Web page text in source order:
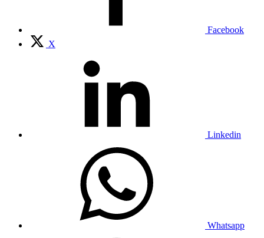
Facebook
X
Linkedin
Whatsapp